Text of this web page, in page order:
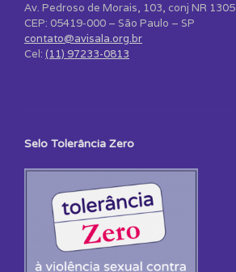
Av. Pedroso de Morais, 103, conj NR 1305
CEP: 05419-000 – São Paulo – SP
contato@avisala.org.br
Cel: (11) 97233-0813
Selo Tolerância Zero